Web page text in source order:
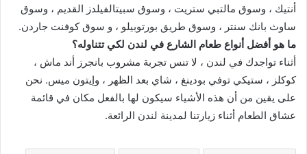
أنتيك ، وسوق مالتبي ستريت ، وسوق سبيتالفيلدز القديم ، وسوق
ساوث بانك سنتر ، وسوق طريق بورتوبيلو ، و سوق كوفنت جاردن.
ما هو أفضل أنواع طعام الشارع في لندن لكي تتناوله؟
أثناء تواجدك في لندن ، لا تنس تجربة مشروب بانجرز أند ماش ،
كوكلز ، ستيكي توفي بودينغ ، شاي بعد الظهر ، وإيتون ميس. نحن
على يقين من أن هذه الأشياء سيكون لها بالفعل مكان في قائمة
عشاق الطعام أثناء زيارتنا لمدينة لندن الرائعة.